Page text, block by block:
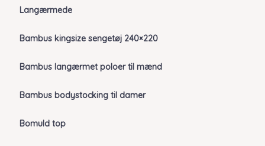
Langærmede
Bambus kingsize sengetøj 240×220
Bambus langærmet poloer til mænd
Bambus bodystocking til damer
Bomuld top